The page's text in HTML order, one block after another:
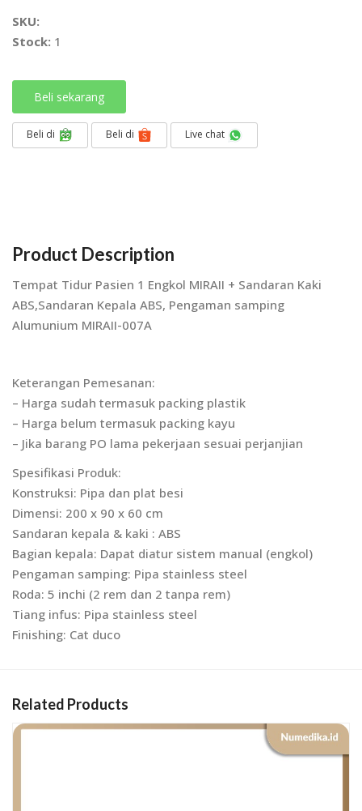
SKU:
Stock: 1
Beli sekarang
Beli di Beli di Live chat
Product Description
Tempat Tidur Pasien 1 Engkol MIRAII + Sandaran Kaki
ABS,Sandaran Kepala ABS, Pengaman samping
Alumunium MIRAII-007A
Keterangan Pemesanan:
– Harga sudah termasuk packing plastik
– Harga belum termasuk packing kayu
– Jika barang PO lama pekerjaan sesuai perjanjian
Spesifikasi Produk:
Konstruksi: Pipa dan plat besi
Dimensi: 200 x 90 x 60 cm
Sandaran kepala & kaki : ABS
Bagian kepala: Dapat diatur sistem manual (engkol)
Pengaman samping: Pipa stainless steel
Roda: 5 inchi (2 rem dan 2 tanpa rem)
Tiang infus: Pipa stainless steel
Finishing: Cat duco
Related Products